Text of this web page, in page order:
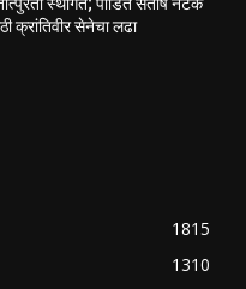
क्रांतिवीर सेनेचा लढा
1815
1310